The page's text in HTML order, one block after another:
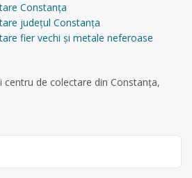
Constanța
județul Constanța
fier vechi și metale neferoase
de colectare din Constanța,